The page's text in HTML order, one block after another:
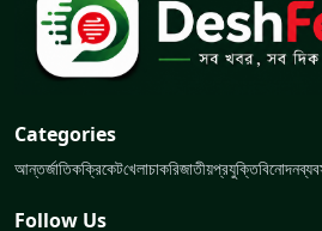
Categories
আন্তর্জাতিকক্রিকেটখেলাচাকরিজাতীয়প্রযুক্তিবিনোদন
Follow Us